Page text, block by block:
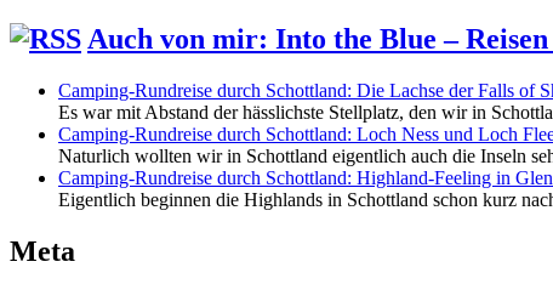
Auch von mir: Into the Blue –
Camping-Rundreise durch Schottland: Die Lachse der Falls of
Es war mit Abstand der hässlichste Stellplatz, den wir in
Camping-Rundreise durch Schottland: Loch Ness und Loch
Naturlich wollten wir in Schottland eigentlich auch die Inseln
Camping-Rundreise durch Schottland: Highland-Feeling in
Eigentlich beginnen die Highlands in Schottland schon kurz
Meta